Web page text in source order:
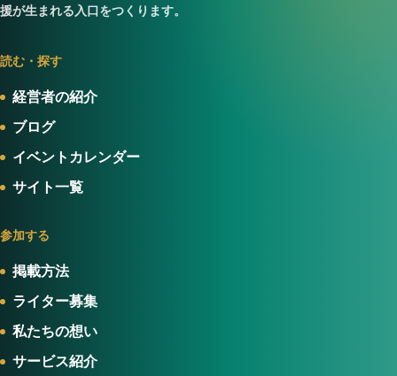
援が生まれる入口をつくります。
読む・探す
経営者の紹介
ブログ
イベントカレンダー
サイト一覧
参加する
掲載方法
ライター募集
私たちの想い
サービス紹介